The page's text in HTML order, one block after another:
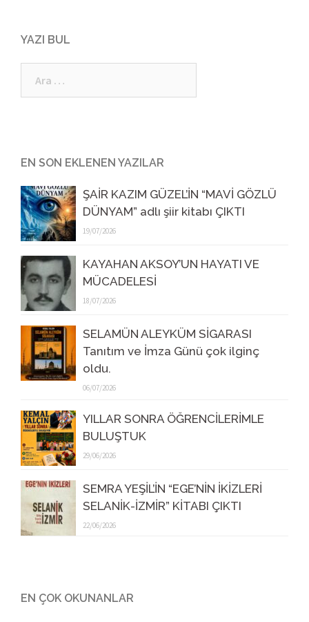
YAZI BUL
EN SON EKLENEN YAZILAR
ŞAİR KAZIM GÜZEL’İN “MAVİ GÖZLÜ
DÜNYAM” adlı şiir kitabı ÇIKTI
19/07/2026
KAYAHAN AKSOY’UN HAYATI VE
MÜCADELESİ
18/07/2026
SELAMÜN ALEYKÜM SİGARASI
Tanıtım ve İmza Günü çok ilginç
oldu.
06/07/2026
YILLAR SONRA ÖĞRENCİLERİMLE
BULUŞTUK
29/06/2026
SEMRA YEŞİL’İN “EGE’NİN İKİZLERİ
SELANİK-İZMİR” KİTABI ÇIKTI
22/06/2026
EN ÇOK OKUNANLAR